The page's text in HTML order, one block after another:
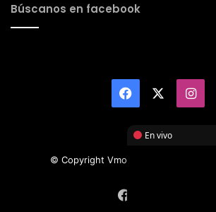
Búscanos en facebook
Facebook
© Copyright Vmotor TI 2026, All
En vivo